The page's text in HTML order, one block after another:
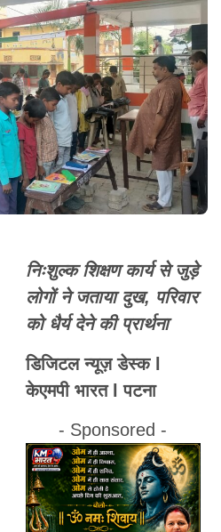
निःशुल्क शिक्षण कार्य से जुड़े
लोगों ने जताया दुख, परिवार
को धैर्य देने की प्रार्थना
डिजिटल न्यूज़ डेस्क l
केएमपी भारत l पटना
- Sponsored -